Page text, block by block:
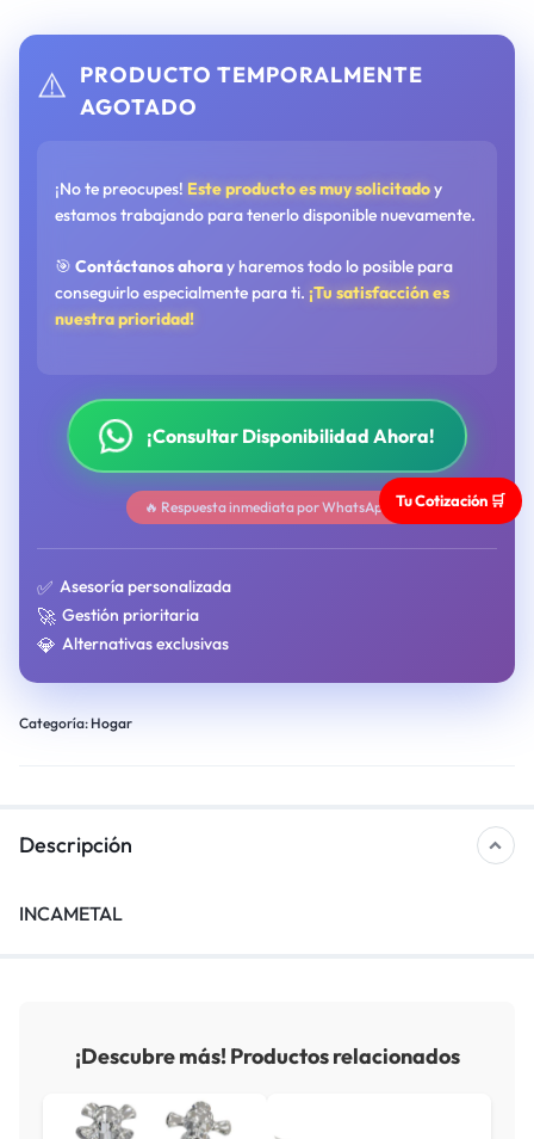
⚠️ PRODUCTO TEMPORALMENTE
AGOTADO
¡No te preocupes! Este producto es muy solicitadoy
estamos trabajando para tenerlo disponible nuevamente.
🎯 Contáctanos ahoray haremos todo lo posible para
conseguirlo especialmente para ti. ¡Tu satisfacción es
nuestra prioridad!
¡Consultar Disponibilidad Ahora!
🔥 Respuesta inmediata por WhatsApp
✅ Asesoría personalizada
🚀 Gestión prioritaria
💎 Alternativas exclusivas
Categoría: Hogar
Descripción
INCAMETAL
¡Descubre más! Productos relacionados
Tu Cotización 🛒